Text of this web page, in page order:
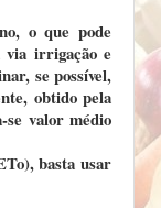
o que pode
via irrigação e
se possível,
obtido pela
se valor médio
basta usar